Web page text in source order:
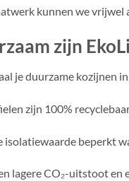
kunnen we
zijn
je duurzame kozijnen
zijn 100%
isolatiewaarde beperkt
lagere CO₂-uitstoot en